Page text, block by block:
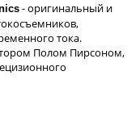
- оригинальный и
тока.
Полом Пирсоном,